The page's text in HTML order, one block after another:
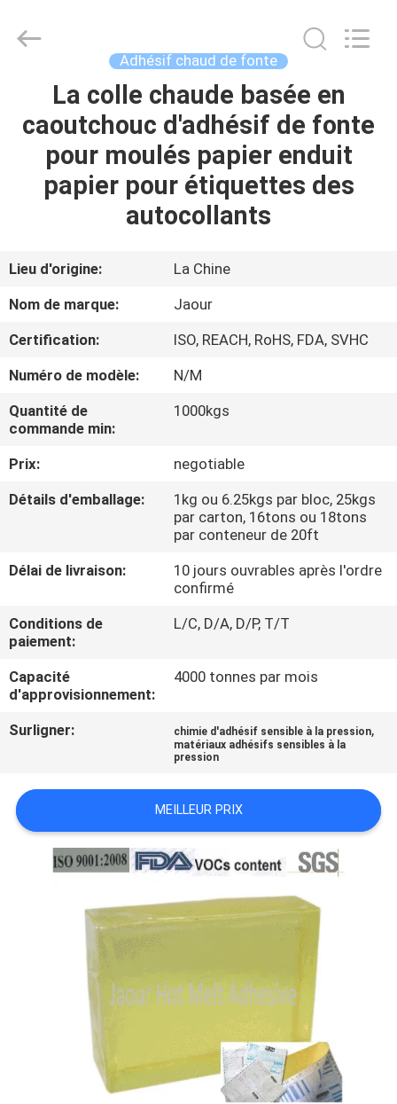
MAISON
PRODUITS
DE
NOUS
VISITE
DE
L'USINE
CONTRÔLE
QUALITÉ
CONTACTEZ-
NOUVELLES
CAS
UN DEVIS
PLAN
POLITIQUE
CONFIDENTIALITÉ
Jaour
Adhesive
Adhésif chaud de fonte
La colle chaude basée en
caoutchouc d'adhésif de fonte
pour moulés papier enduit
papier pour étiquettes des
autocollants
Lieu d'origine:
La Chine
Nom de marque:
Jaour
Certification:
ISO, REACH, RoHS, FDA, SVHC
Numéro de modèle:
N/M
Quantité de
commande min:
1000kgs
Prix:
negotiable
Détails d'emballage:
1kg ou 6.25kgs par bloc, 25kgs
par carton, 16tons ou 18tons
par conteneur de 20ft
Délai de livraison:
10 jours ouvrables après l'ordre
confirmé
Conditions de
paiement:
L/C, D/A, D/P, T/T
Capacité
d'approvisionnement:
4000 tonnes par mois
Surligner: chimie d'adhésif sensible à la pression,
matériaux adhésifs sensibles à la
pression
MEILLEUR PRIX